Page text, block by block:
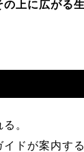
上に広がる
。
ドが案内する